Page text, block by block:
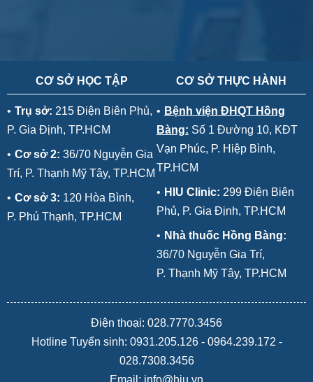
CƠ SỞ HỌC TẬP
• Trụ sở: 215 Điện Biên Phủ,
P. Gia Định, TP.HCM
• Cơ sở 2: 36/70 Nguyễn Gia
Trí, P. Thạnh Mỹ Tây, TP.HCM
• Cơ sở 3: 120 Hòa Bình,
P. Phú Thạnh, TP.HCM
CƠ SỞ THỰC HÀNH
• Bệnh viện ĐHQT Hồng
Bàng: Số 1 Đường 10, KĐT
Vạn Phúc, P. Hiệp Bình,
TP.HCM
• HIU Clinic: 299 Điện Biên
Phủ, P. Gia Định, TP.HCM
• Nhà thuốc Hồng Bàng:
36/70 Nguyễn Gia Trí,
P. Thạnh Mỹ Tây, TP.HCM
Điện thoại: 028.7770.3456
Hotline Tuyển sinh: 0931.205.126- 0964.239.172 -
028.7308.3456
Email: info@hiu.vn